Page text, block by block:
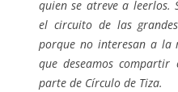
quien se atreve a leerlos.
el circuito de las
porque no interesan a la
que deseamos
parte de Círculo de Tiza.